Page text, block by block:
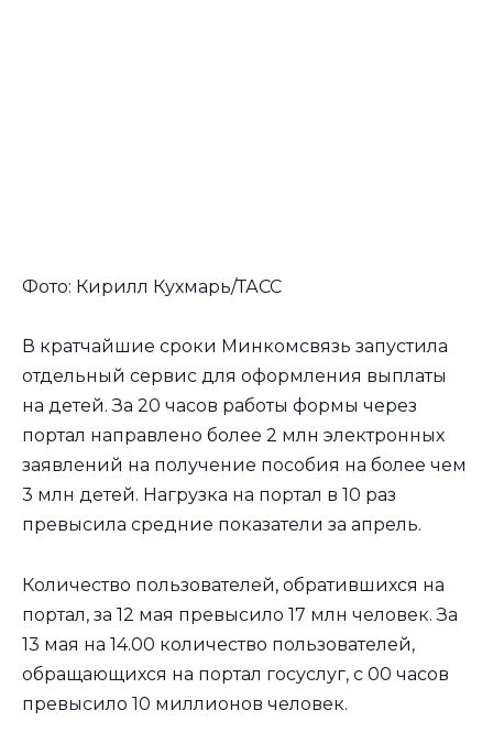
Фото: Кирилл Кухмарь/ТАСС
В кратчайшие сроки Минкомсвязь запустила
отдельный сервис для оформления выплаты
на детей. За 20 часов работы формы через
портал направлено более 2 млн электронных
заявлений на получение пособия на более чем
3 млн детей. Нагрузка на портал в 10 раз
превысила средние показатели за апрель.
Количество пользователей, обратившихся на
портал, за 12 мая превысило 17 млн человек. За
13 мая на 14.00 количество пользователей,
обращающихся на портал госуслуг, с 00 часов
превысило 10 миллионов человек.